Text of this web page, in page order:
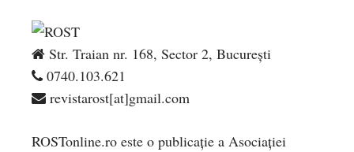
Str. Traian nr. 168, Sector 2, București
0740.103.621
revistarost[at]gmail.com
ROSTonline.ro este o publicaţie a Asociaţiei